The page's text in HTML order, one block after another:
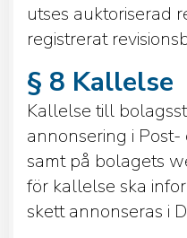
utses auktoriserad
registrerat
§ 8 Kallelse
Kallelse till
annonsering i
samt på bolagets
för kallelse ska
skett annonseras i